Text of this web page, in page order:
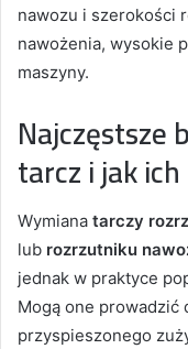
nawozu i szerokości
nawożenia, wysokie
maszyny.
Najczęstsze
tarcz i jak
Wymiana tarczy
lub rozrzutniku
jednak w praktyce
Mogą one
przyspieszonego